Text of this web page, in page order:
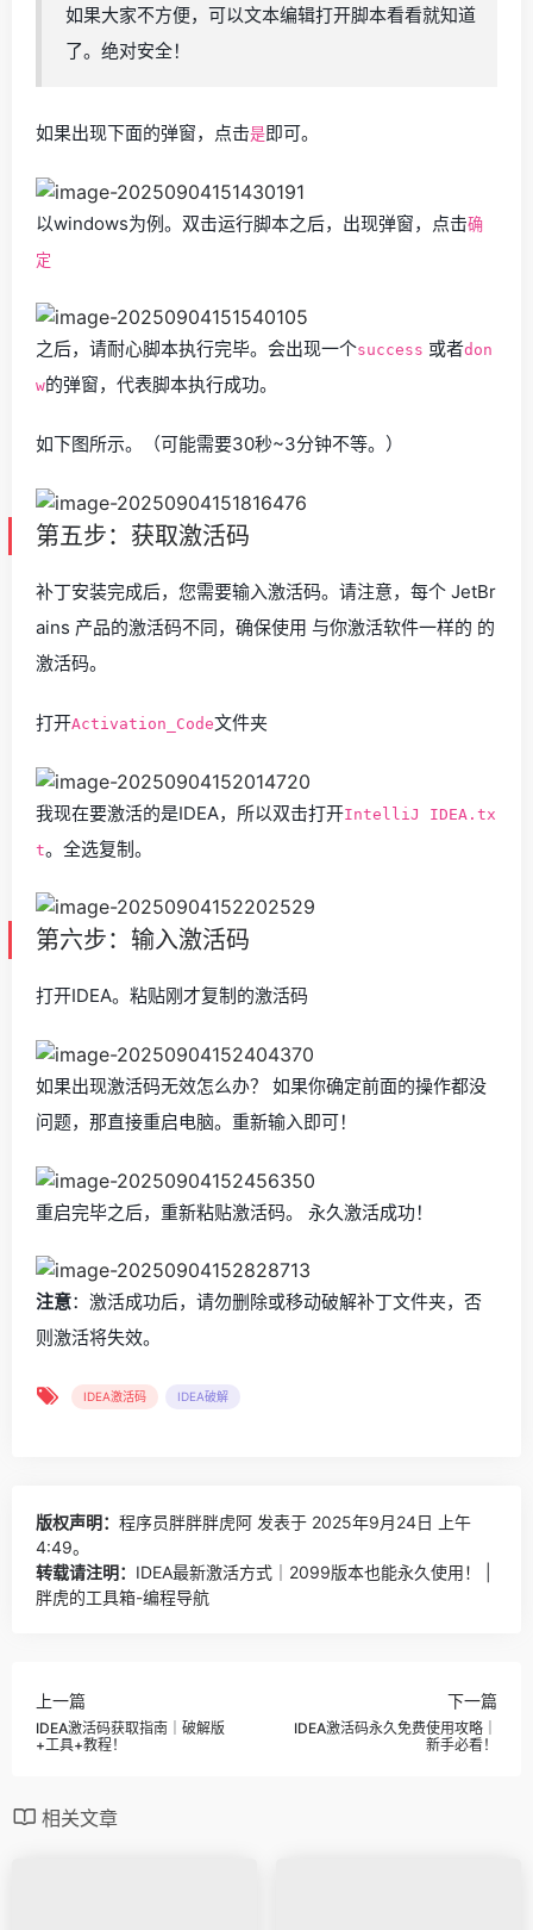
如果大家不方便，可以文本编辑打开脚本看看就知道
了。绝对安全！
如果出现下面的弹窗，点击是即可。
以windows为例。双击运行脚本之后，出现弹窗，点击确
定
之后，请耐心脚本执行完毕。会出现一个success 或者don
w的弹窗，代表脚本执行成功。
如下图所示。（可能需要30秒~3分钟不等。）
第五步：获取激活码
补丁安装完成后，您需要输入激活码。请注意，每个 JetBr
ains 产品的激活码不同，确保使用 与你激活软件一样的 的
激活码。
打开Activation_Code文件夹
我现在要激活的是IDEA，所以双击打开IntelliJ IDEA.tx
t。全选复制。
第六步：输入激活码
打开IDEA。粘贴刚才复制的激活码
如果出现激活码无效怎么办？ 如果你确定前面的操作都没
问题，那直接重启电脑。重新输入即可！
重启完毕之后，重新粘贴激活码。 永久激活成功！
注意：激活成功后，请勿删除或移动破解补丁文件夹，否
则激活将失效。
IDEA激活码 IDEA破解
版权声明： 程序员胖胖胖虎阿 发表于 2025年9月24日 上午
4:49。
转载请注明： IDEA最新激活方式｜2099版本也能永久使用！ |
胖虎的工具箱-编程导航
上一篇
IDEA激活码获取指南｜破解版
+工具+教程！
下一篇
IDEA激活码永久免费使用攻略｜
新手必看！
相关文章